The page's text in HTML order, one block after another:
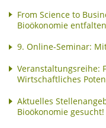
From Science to
Bioökonomie
9. Online-Seminar:
Veranstaltungsreihe:
Wirtschaftliches
Aktuelles
Bioökonomie gesucht!